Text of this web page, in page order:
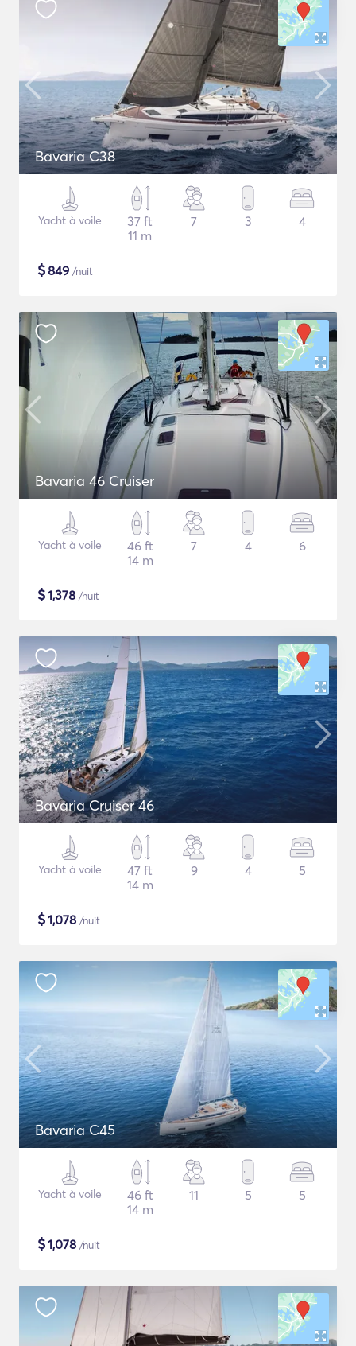
Bavaria C38
Yacht à voile
37 ft
11 m
7 3 4
$849 /nuit
Bavaria 46 Cruiser
Yacht à voile
46 ft
14 m
7 4 6
$1,378 /nuit
Bavaria Cruiser 46
Yacht à voile
47 ft
14 m
9 4 5
$1,078 /nuit
Bavaria C45
Yacht à voile
46 ft
14 m
11 5 5
$1,078 /nuit